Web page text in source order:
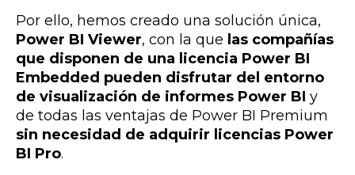
Por ello, hemos creado una solución única,
Power BI Viewer, con la que las compañías
que disponen de una licencia Power BI
Embedded pueden disfrutar del entorno
de visualización de informes Power BI y
de todas las ventajas de Power BI Premium
sin necesidad de adquirir licencias Power
BI Pro.